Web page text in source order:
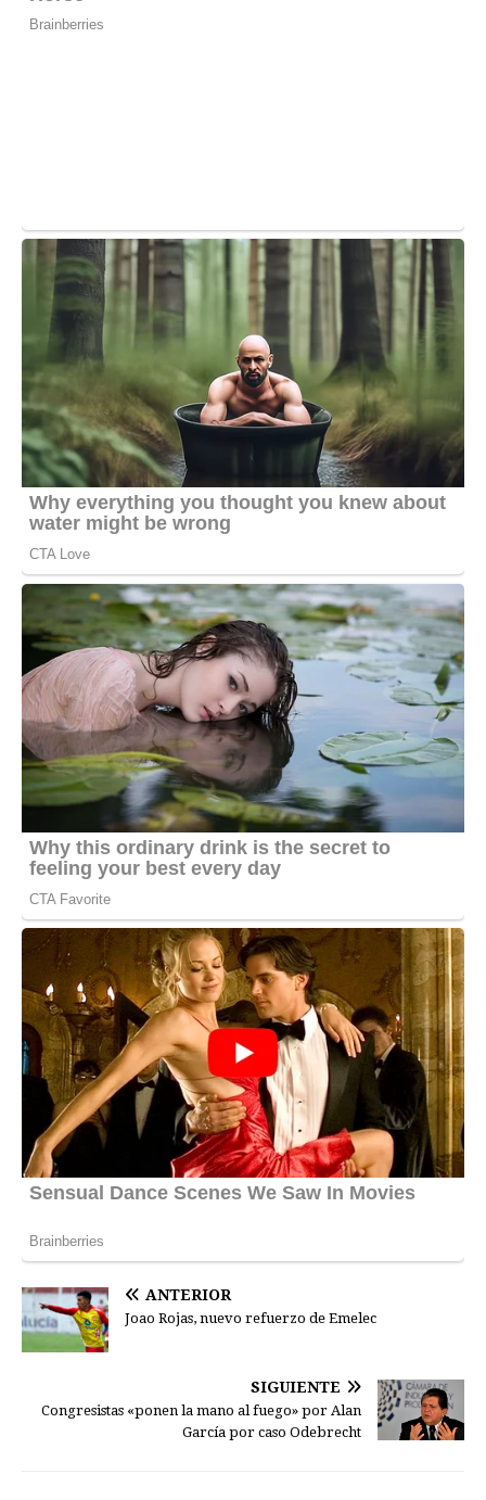
ANTERIOR
Joao Rojas, nuevo refuerzo de Emelec
SIGUIENTE
Congresistas «ponen la mano al fuego» por Alan
García por caso Odebrecht